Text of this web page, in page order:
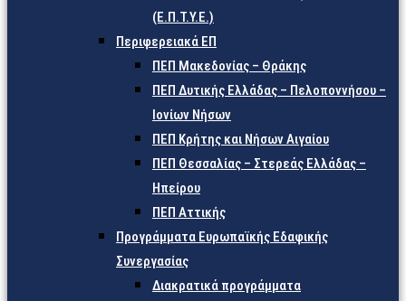
(Ε.Π.Τ.Υ.Ε.)
Περιφερειακά ΕΠ
ΠΕΠ Μακεδονίας – Θράκης
ΠΕΠ Δυτικής Ελλάδας – Πελοποννήσου –
Ιονίων Νήσων
ΠΕΠ Κρήτης και Νήσων Αιγαίου
ΠΕΠ Θεσσαλίας – Στερεάς Ελλάδας –
Ηπείρου
ΠΕΠ Αττικής
Προγράμματα Ευρωπαϊκής Εδαφικής
Συνεργασίας
Διακρατικά προγράμματα